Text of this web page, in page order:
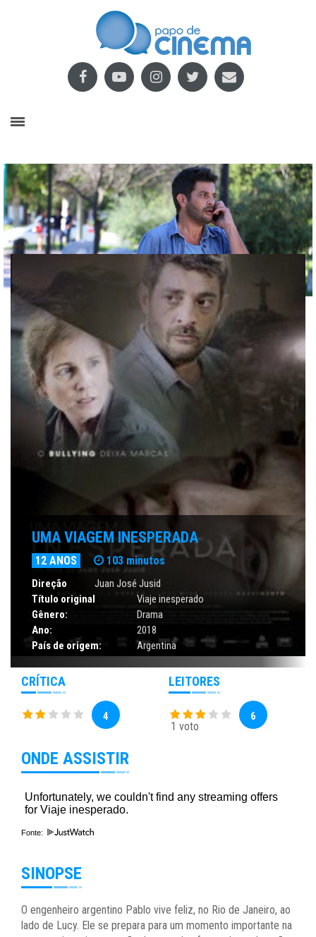
UMA VIAGEM INESPERADA
12 ANOS 103 minutos
Direção
Juan José Jusid
Título original
Viaje inesperado
Gênero:
Drama
Ano:
2018
País de origem:
Argentina
CRÍTICA
4
LEITORES
1 voto
6
ONDE ASSISTIR
Fonte:
SINOPSE
O engenheiro argentino Pablo vive feliz, no Rio de Janeiro, ao
lado de Lucy. Ele se prepara para um momento importante na